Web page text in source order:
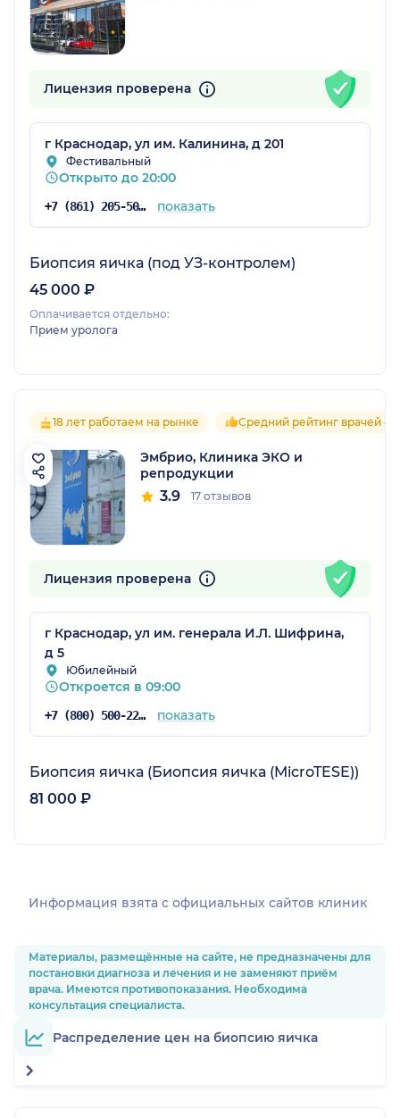
Лицензия проверена
г Краснодар, ул им. Калинина, д 201
Фестивальный
Открыто до 20:00
+7 (861) 205-50-50 показать
Биопсия яичка (под УЗ-контролем)
45 000 ₽
Оплачивается отдельно:
Прием уролога
18 лет работаем на рынке Средний рейтинг врачей 4.3
Эмбрио, Клиника ЭКО и
репродукции
3.9 17 отзывов
Лицензия проверена
г Краснодар, ул им. генерала И.Л. Шифрина,
д 5
Юбилейный
Откроется в 09:00
+7 (800) 500-22-62 показать
Биопсия яичка (Биопсия яичка (MicroTESE))
81 000 ₽
Информация взята c официальных сайтов клиник
Материалы, размещённые на сайте, не предназначены для
постановки диагноза и лечения и не заменяют приём
врача. Имеются противопоказания. Необходима
консультация специалиста.
Распределение цен на биопсию яичка